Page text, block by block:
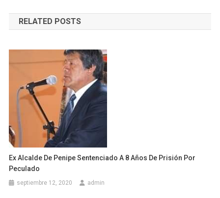
de
entradas
RELATED POSTS
Ex Alcalde De Penipe Sentenciado A 8 Años De Prisión Por
Peculado
septiembre 12, 2020 admin